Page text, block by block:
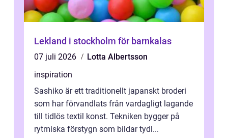
Lekland i stockholm för barnkalas
07 juli 2026
Lotta Albertsson
inspiration
Sashiko är ett traditionellt japanskt broderi
som har förvandlats från vardagligt lagande
till tidlös textil konst. Tekniken bygger på
rytmiska förstygn som bildar tydl...